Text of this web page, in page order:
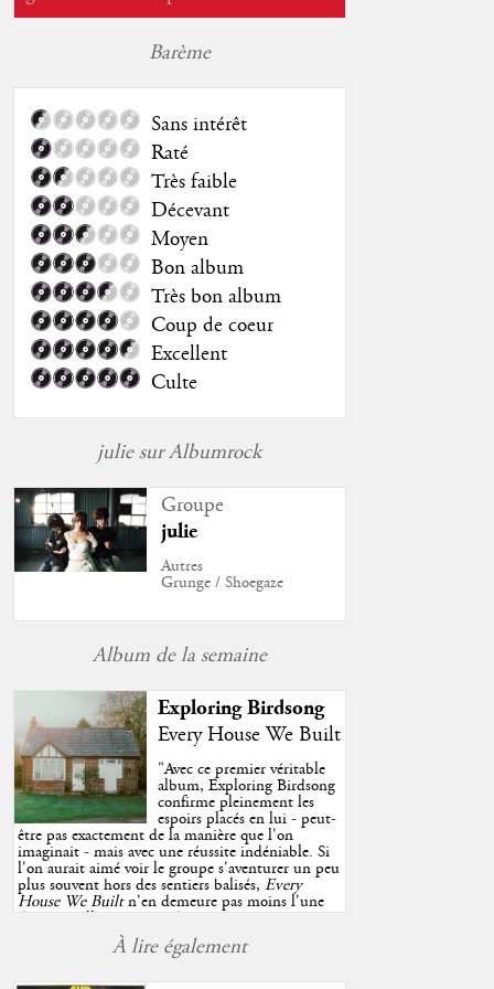
Barème
Sans intérêt
Raté
Très faible
Décevant
Moyen
Bon album
Très bon album
Coup de coeur
Excellent
Culte
julie sur Albumrock
Groupe
julie
Autres
Grunge / Shoegaze
Album de la semaine
Exploring Birdsong
Every House We Built
"Avec ce premier véritable
album, Exploring Birdsong
confirme pleinement les
espoirs placés en lui - peut-
être pas exactement de la manière que l'on
imaginait - mais avec une réussite indéniable. Si
l'on aurait aimé voir le groupe s'aventurer un peu
plus souvent hors des sentiers balisés,Every
House We Builtn'en demeure pas moins l'une
des très belles surprises de cette année, porté par
plusieurs morceaux qui trouveront sans difficulté
une place de choix dans vos playlists estivales.
À lire également